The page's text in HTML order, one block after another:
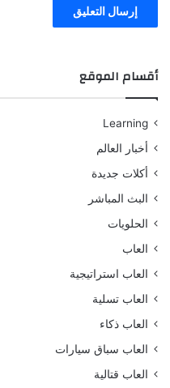
أقسام الموقع
Learning
أخبار العالم
أكلات جديدة
البث المباشر
الحلويات
العاب
العاب استراتيجية
العاب تسلية
العاب ذكاء
العاب سباق سيارات
العاب قتالية